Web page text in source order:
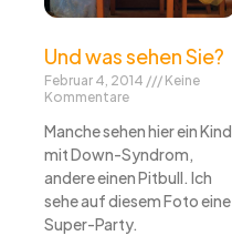
Und was sehen Sie?
Februar 4, 2014
Keine
Kommentare
Manche sehen hier ein Kind
mit Down-Syndrom,
andere einen Pitbull. Ich
sehe auf diesem Foto eine
Super-Party.